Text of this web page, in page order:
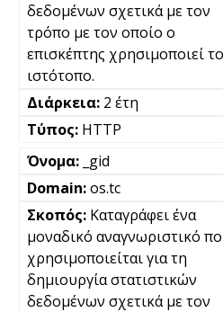
δεδομένων σχετικά με τον
τρόπο με τον οποίο ο
επισκέπτης χρησιμοποιεί
ιστότοπο.
2 έτη
HTTP
_gid
os.tc
Καταγράφει ένα
μοναδικό αναγνωριστικό
χρησιμοποιείται για τη
δημιουργία στατιστικών
δεδομένων σχετικά με τον